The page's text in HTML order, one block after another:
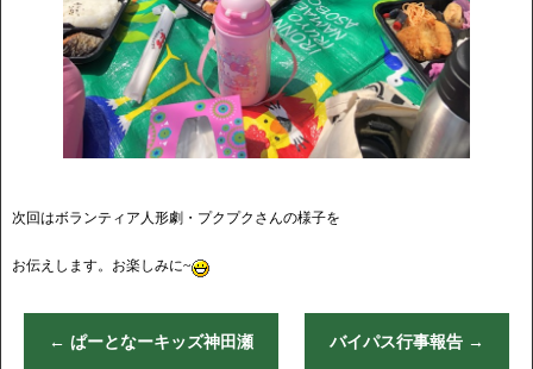
次回はボランティア人形劇・プクプクさんの様子を
お伝えします。お楽しみに~
← ぱーとなーキッズ神田瀬 バイパス行事報告 →